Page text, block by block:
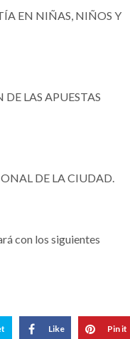
EN NIÑAS, NIÑOS Y
LAS APUESTAS
DE LA CIUDAD.
con los siguientes
Like Pin it